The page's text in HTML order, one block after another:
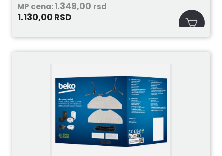
MP cena:1.349,00 rsd
1.130,00 RSD